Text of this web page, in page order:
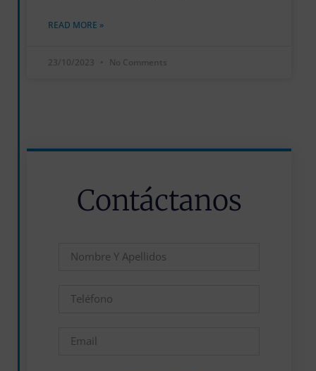
READ MORE »
23/10/2023 No Comments
Contáctanos